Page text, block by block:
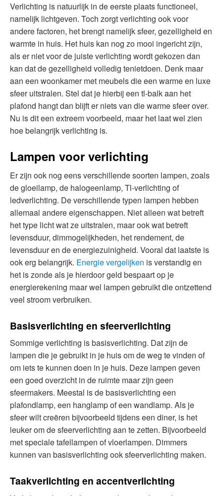
Verlichting is natuurlijk in de eerste plaats functioneel,
namelijk lichtgeven. Toch zorgt verlichting ook voor
andere factoren, het brengt namelijk sfeer, gezelligheid en
warmte in huis. Het huis kan nog zo mooi ingericht zijn,
als er niet voor de juiste verlichting wordt gekozen dan
kan dat de gezelligheid volledig tenietdoen. Denk maar
aan een woonkamer met meubels die een warme en luxe
sfeer uitstralen. Stel dat je hierbij een tl-balk aan het
plafond hangt dan blijft er niets van die warme sfeer over.
Nu is dit een extreem voorbeeld, maar het laat wel zien
hoe belangrijk verlichting is.
Lampen voor verlichting
Er zijn ook nog eens verschillende soorten lampen, zoals
de gloeilamp, de halogeenlamp, Tl-verlichting of
ledverlichting. De verschillende typen lampen hebben
allemaal andere eigenschappen. Niet alleen wat betreft
het type licht wat ze uitstralen, maar ook wat betreft
levensduur, dimmogelijkheden, het rendement, de
levensduur en de energiezuinigheid. Vooral dat laatste is
ook erg belangrijk. Energie vergelijken is verstandig en
het is zonde als je hierdoor geld bespaart op je
energierekening maar wel lampen gebruikt die ontzettend
veel stroom verbruiken.
Basisverlichting en sfeerverlichting
Sommige verlichting is basisverlichting. Dat zijn de
lampen die je gebruikt in je huis om de weg te vinden of
om iets te kunnen doen in je huis. Deze lampen geven
een goed overzicht in de ruimte maar zijn geen
sfeermakers. Meestal is de basisverlichting een
plafondlamp, een hanglamp of een wandlamp. Als je
sfeer wilt creëren bijvoorbeeld tijdens een diner, is het
leuker om de sfeerverlichting aan te zetten. Bijvoorbeeld
met speciale tafellampen of vloerlampen. Dimmers
kunnen van basisverlichting ook sfeerverlichting maken.
Taakverlichting en accentverlichting